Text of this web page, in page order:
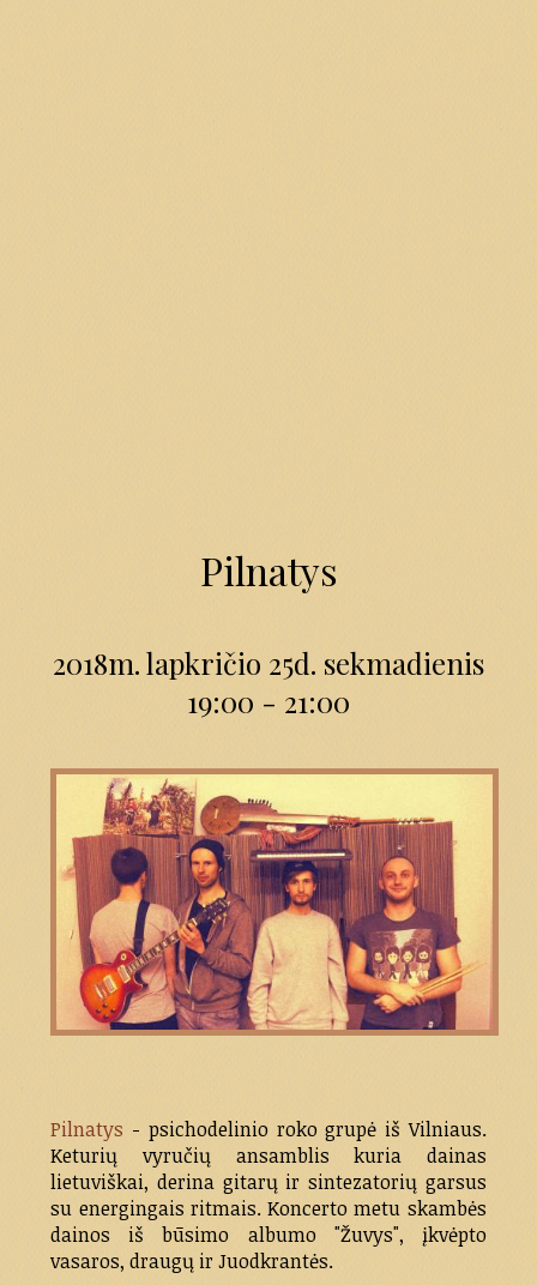
Pilnatys
2018m. lapkričio 25d. sekmadienis
19:00 - 21:00
Pilnatys - psichodelinio roko grupė iš Vilniaus.
Keturių vyručių ansamblis kuria dainas
lietuviškai, derina gitarų ir sintezatorių garsus
su energingais ritmais. Koncerto metu skambės
dainos iš būsimo albumo "Žuvys", įkvėpto
vasaros, draugų ir Juodkrantės.